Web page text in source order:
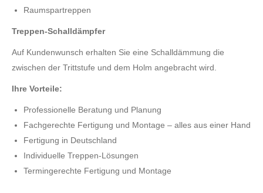
Raumspartreppen
Treppen-Schalldämpfer
Auf Kundenwunsch erhalten Sie eine Schalldämmung die
zwischen der Trittstufe und dem Holm angebracht wird.
Ihre Vorteile:
Professionelle Beratung und Planung
Fachgerechte Fertigung und Montage – alles aus einer Hand
Fertigung in Deutschland
Individuelle Treppen-Lösungen
Termingerechte Fertigung und Montage